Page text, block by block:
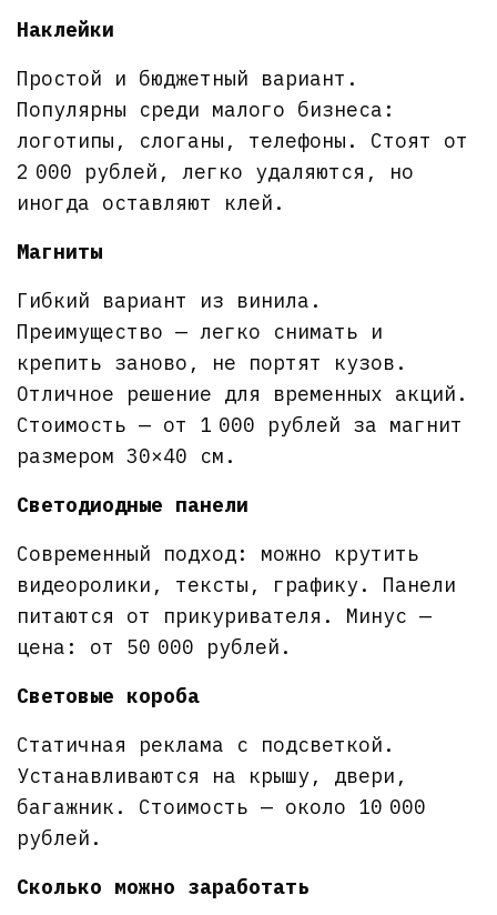
Наклейки
Простой и бюджетный вариант.
Популярны среди малого бизнеса:
логотипы, слоганы, телефоны. Стоят от
2 000 рублей, легко удаляются, но
иногда оставляют клей.
Магниты
Гибкий вариант из винила.
Преимущество — легко снимать и
крепить заново, не портят кузов.
Отличное решение для временных акций.
Стоимость — от 1 000 рублей за магнит
размером 30×40 см.
Светодиодные панели
Современный подход: можно крутить
видеоролики, тексты, графику. Панели
питаются от прикуривателя. Минус —
цена: от 50 000 рублей.
Световые короба
Статичная реклама с подсветкой.
Устанавливаются на крышу, двери,
багажник. Стоимость — около 10 000
рублей.
Сколько можно заработать